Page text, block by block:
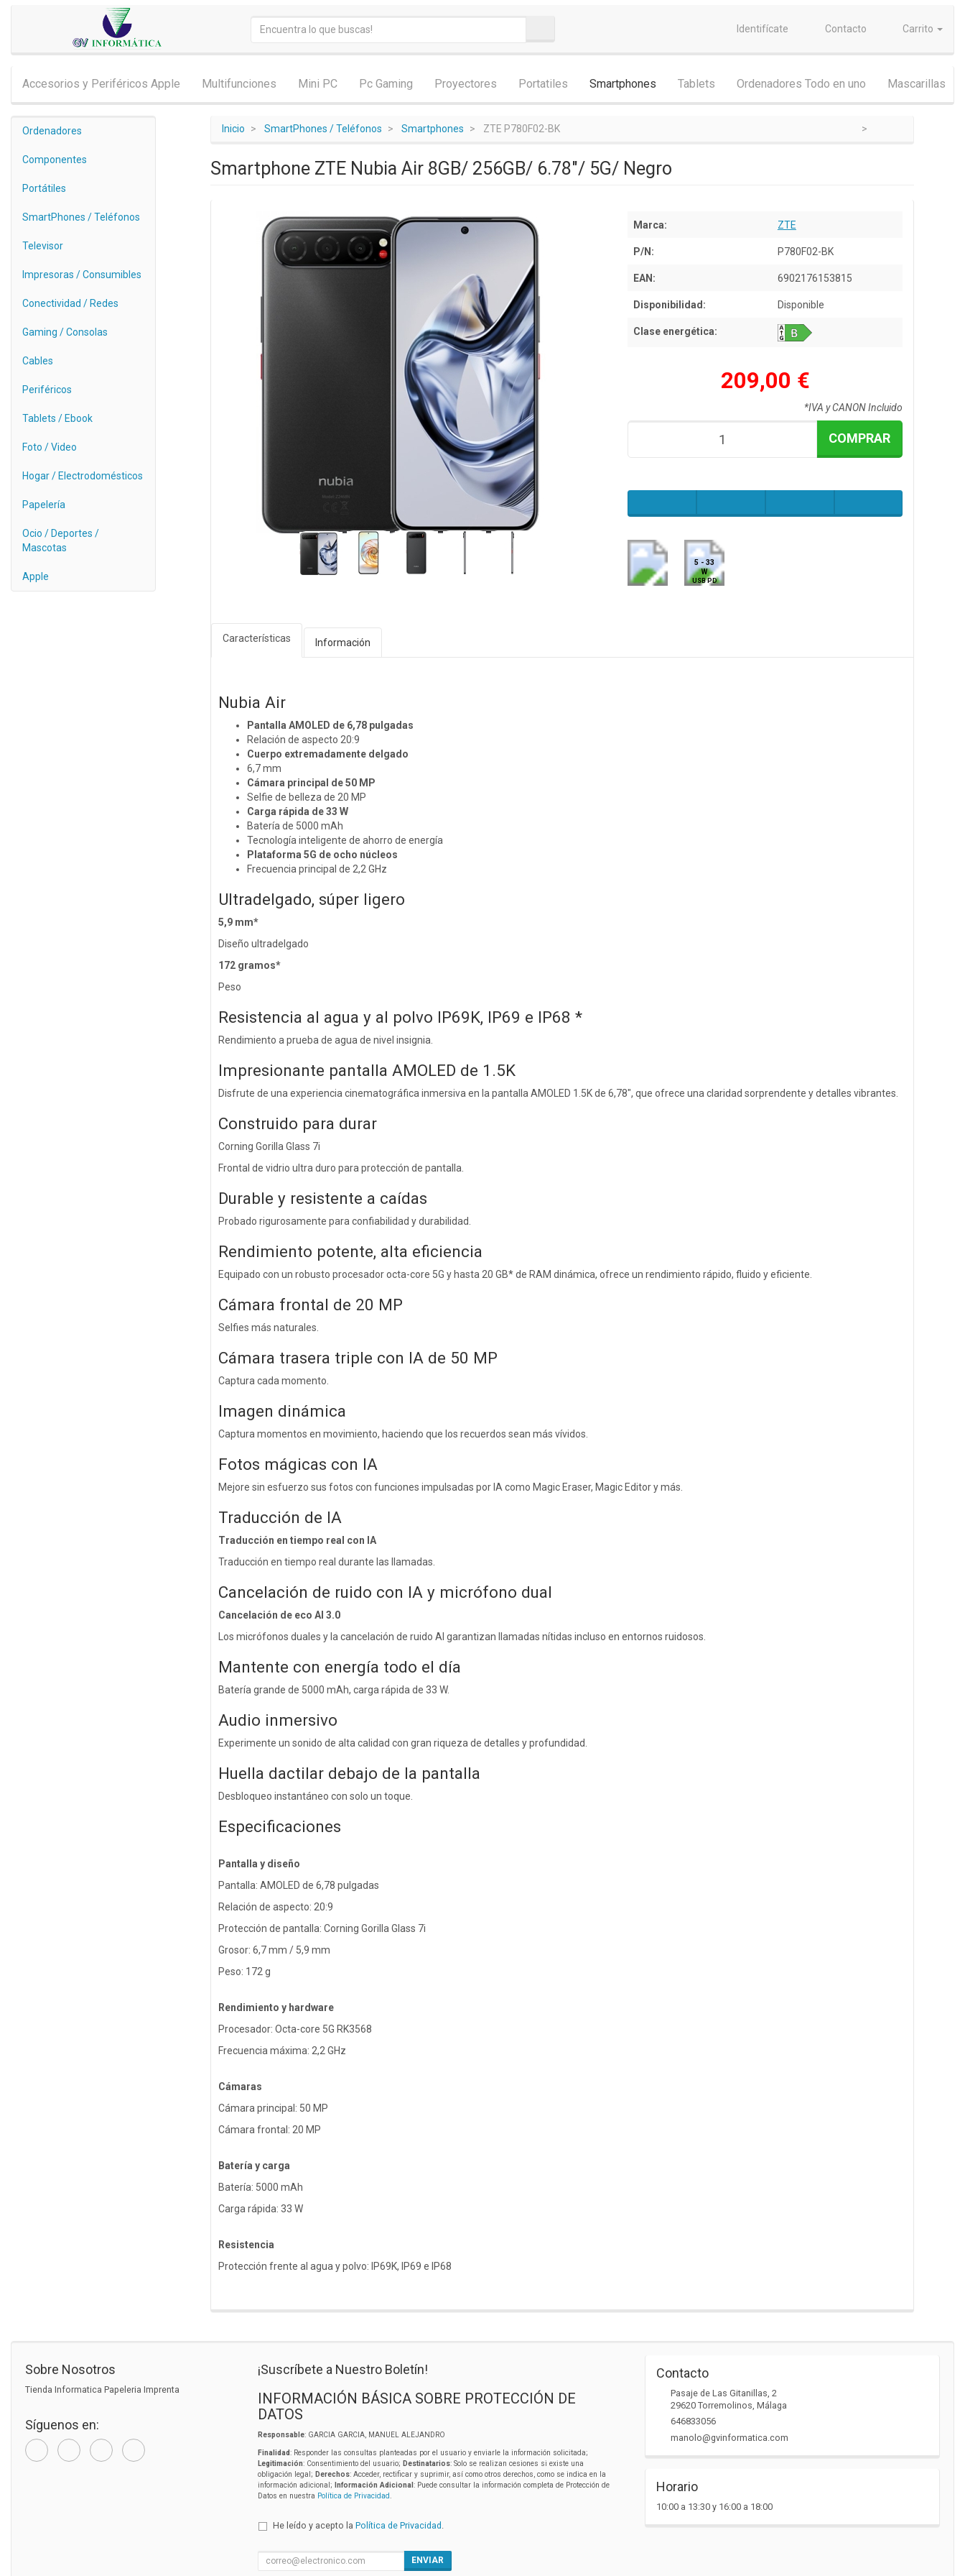
Identifícate Contacto Carrito
Accesorios y Periféricos Apple Multifunciones Mini PC Pc Gaming Proyectores Portatiles Smartphones Tablets Ordenadores Todo en uno Mascarillas
Ordenadores
Componentes
Portátiles
SmartPhones / Teléfonos
Televisor
Impresoras / Consumibles
Conectividad / Redes
Gaming / Consolas
Cables
Periféricos
Tablets / Ebook
Foto / Video
Hogar / Electrodomésticos
Papelería
Ocio / Deportes /
Mascotas
Apple
Inicio SmartPhones / Teléfonos Smartphones ZTE P780F02-BK
Smartphone ZTE Nubia Air 8GB/ 256GB/ 6.78"/ 5G/ Negro
Marca: ZTE
P/N: P780F02-BK
EAN: 6902176153815
Disponibilidad: Disponible
Clase energética:
209,00 €
*IVA y CANON Incluido
COMPRAR
5 - 33
W
USB PD
Características Información
Nubia Air
Pantalla AMOLED de 6,78 pulgadas
Relación de aspecto 20:9
Cuerpo extremadamente delgado
6,7 mm
Cámara principal de 50 MP
Selfie de belleza de 20 MP
Carga rápida de 33 W
Batería de 5000 mAh
Tecnología inteligente de ahorro de energía
Plataforma 5G de ocho núcleos
Frecuencia principal de 2,2 GHz
Ultradelgado, súper ligero
5,9 mm*
Diseño ultradelgado
172 gramos*
Peso
Resistencia al agua y al polvo IP69K, IP69 e IP68 *
Rendimiento a prueba de agua de nivel insignia.
Impresionante pantalla AMOLED de 1.5K
Disfrute de una experiencia cinematográfica inmersiva en la pantalla AMOLED 1.5K de 6,78", que ofrece una claridad sorprendente y detalles vibrantes.
Construido para durar
Corning Gorilla Glass 7i
Frontal de vidrio ultra duro para protección de pantalla.
Durable y resistente a caídas
Probado rigurosamente para confiabilidad y durabilidad.
Rendimiento potente, alta eficiencia
Equipado con un robusto procesador octa-core 5G y hasta 20 GB* de RAM dinámica, ofrece un rendimiento rápido, fluido y eficiente.
Cámara frontal de 20 MP
Selfies más naturales.
Cámara trasera triple con IA de 50 MP
Captura cada momento.
Imagen dinámica
Captura momentos en movimiento, haciendo que los recuerdos sean más vívidos.
Fotos mágicas con IA
Mejore sin esfuerzo sus fotos con funciones impulsadas por IA como Magic Eraser, Magic Editor y más.
Traducción de IA
Traducción en tiempo real con IA
Traducción en tiempo real durante las llamadas.
Cancelación de ruido con IA y micrófono dual
Cancelación de eco AI 3.0
Los micrófonos duales y la cancelación de ruido AI garantizan llamadas nítidas incluso en entornos ruidosos.
Mantente con energía todo el día
Batería grande de 5000 mAh, carga rápida de 33 W.
Audio inmersivo
Experimente un sonido de alta calidad con gran riqueza de detalles y profundidad.
Huella dactilar debajo de la pantalla
Desbloqueo instantáneo con solo un toque.
Especificaciones
Pantalla y diseño
Pantalla: AMOLED de 6,78 pulgadas
Relación de aspecto: 20:9
Protección de pantalla: Corning Gorilla Glass 7i
Grosor: 6,7 mm / 5,9 mm
Peso: 172 g
Rendimiento y hardware
Procesador: Octa-core 5G RK3568
Frecuencia máxima: 2,2 GHz
Cámaras
Cámara principal: 50 MP
Cámara frontal: 20 MP
Batería y carga
Batería: 5000 mAh
Carga rápida: 33 W
Resistencia
Protección frente al agua y polvo: IP69K, IP69 e IP68
Sobre Nosotros
Tienda Informatica Papeleria Imprenta
Síguenos en:
¡Suscríbete a Nuestro Boletín!
INFORMACIÓN BÁSICA SOBRE PROTECCIÓN DE
DATOS
Responsable: GARCIA GARCIA, MANUEL ALEJANDRO
Finalidad: Responder las consultas planteadas por el usuario y enviarle la información solicitada;
Legitimación: Consentimiento del usuario; Destinatarios: Solo se realizan cesiones si existe una
obligación legal; Derechos: Acceder, rectificar y suprimir, así como otros derechos, como se indica en la
información adicional;
Información Adicional : Puede consultar la información completa de Protección de
Datos en nuestra Política de Privacidad
He leído y acepto la Política de Privacidad .
ENVIAR
Contacto
Pasaje de Las Gitanillas, 2
29620 Torremolinos, Málaga
646833056
manolo@gvinformatica.com
Horario
10:00 a 13:30 y 16:00 a 18:00